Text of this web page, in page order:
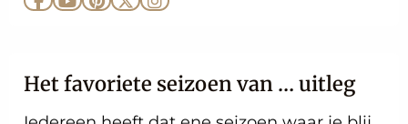
Ga Ga Ga Ga Ga
Het favoriete seizoen van … uitleg